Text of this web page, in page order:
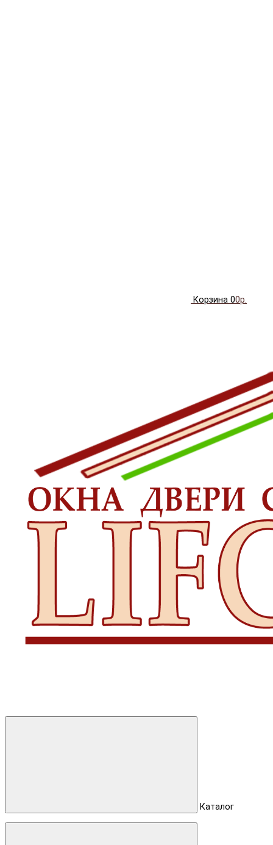
Корзина 00р.
Каталог